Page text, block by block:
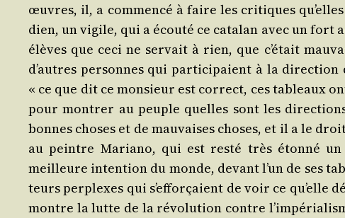
œuvres, il, a com­men­cé à faire les cri­tiques
dien, un vigile, qui a écou­té ce cata­lan avec un fort
élèves que ceci ne ser­vait à rien, que c’é­tait
d’autres per­sonnes qui par­ti­ci­paient à la
« ce que dit ce mon­sieur est cor­rect, ces tableaux
pour mon­trer au peuple quelles sont les
bonnes choses et de mau­vaises choses, et il a le
au peintre Maria­no, qui est res­té très éton­né
meilleure inten­tion du monde, devant l’un de ses
teurs per­plexes qui s’ef­for­çaient de voir ce qu’elle
montre la lutte de la révo­lu­tion contre